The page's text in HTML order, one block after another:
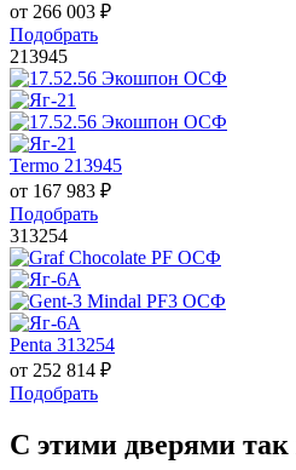
от 266 003 ₽
Подобрать
213945
Termo 213945
от 167 983 ₽
Подобрать
313254
Penta 313254
от 252 814 ₽
Подобрать
С этими дверями так